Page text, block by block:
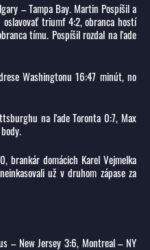
– Tampa Bay. Martin Pospíšil a
oslavovať triumf 4:2, obranca hostí
tímu. Pospíšil rozdal na ľade
Washingtonu 16:47 minút, no
na ľade Toronta 0:7, Max
brankár domácich Karel Vejmelka
už v druhom zápase za
– New Jersey 3:6, Montreal – NY